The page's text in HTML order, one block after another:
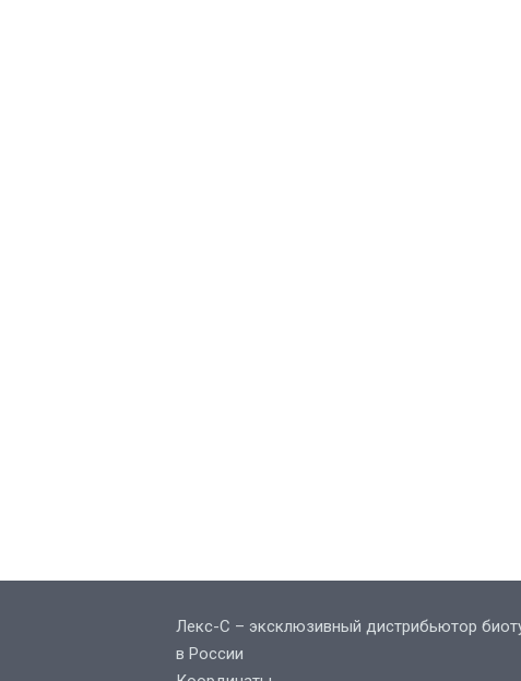
Лекс-С – эксклюзивный дистрибьютор
в России